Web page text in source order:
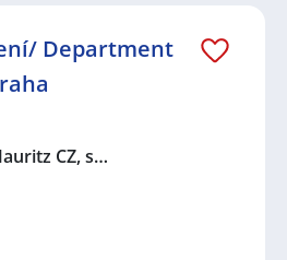
Department
CZ, s…